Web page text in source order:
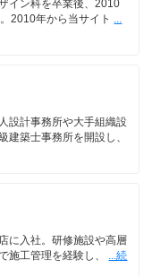
イン科を卒業後、2010
2010年から当サイト
設計事務所や大手組織設
建築士事務所を開設し、
に入社。研修施設や高層
施工管理を経験し、